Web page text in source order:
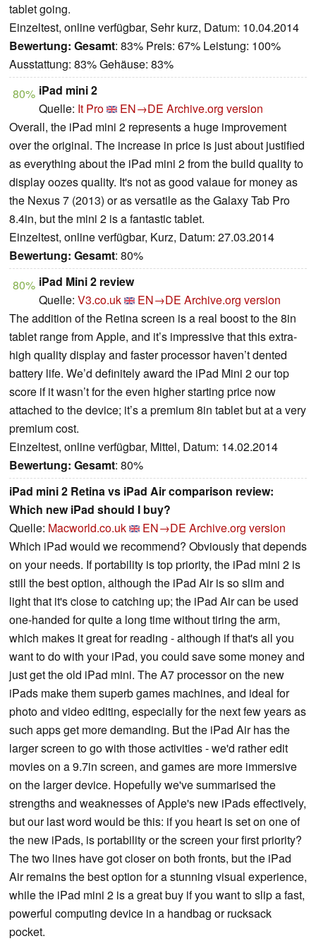
tablet going.
Einzeltest, online verfügbar, Sehr kurz, Datum: 10.04.2014
Bewertung: Gesamt: 83% Preis: 67% Leistung: 100%
Ausstattung: 83% Gehäuse: 83%
80% iPad mini 2
Quelle: It Pro EN→DE Archive.org version
Overall, the iPad mini 2 represents a huge improvement
over the original. The increase in price is just about justified
as everything about the iPad mini 2 from the build quality to
display oozes quality. It's not as good valaue for money as
the Nexus 7 (2013) or as versatile as the Galaxy Tab Pro
8.4in, but the mini 2 is a fantastic tablet.
Einzeltest, online verfügbar, Kurz, Datum: 27.03.2014
Bewertung: Gesamt: 80%
80% iPad Mini 2 review
Quelle: V3.co.uk EN→DE Archive.org version
The addition of the Retina screen is a real boost to the 8in
tablet range from Apple, and it’s impressive that this extra-
high quality display and faster processor haven’t dented
battery life. We’d definitely award the iPad Mini 2 our top
score if it wasn’t for the even higher starting price now
attached to the device; it’s a premium 8in tablet but at a very
premium cost.
Einzeltest, online verfügbar, Mittel, Datum: 14.02.2014
Bewertung: Gesamt: 80%
iPad mini 2 Retina vs iPad Air comparison review:
Which new iPad should I buy?
Quelle: Macworld.co.uk EN→DE Archive.org version
Which iPad would we recommend? Obviously that depends
on your needs. If portability is top priority, the iPad mini 2 is
still the best option, although the iPad Air is so slim and
light that it's close to catching up; the iPad Air can be used
one-handed for quite a long time without tiring the arm,
which makes it great for reading - although if that's all you
want to do with your iPad, you could save some money and
just get the old iPad mini. The A7 processor on the new
iPads make them superb games machines, and ideal for
photo and video editing, especially for the next few years as
such apps get more demanding. But the iPad Air has the
larger screen to go with those activities - we'd rather edit
movies on a 9.7in screen, and games are more immersive
on the larger device. Hopefully we've summarised the
strengths and weaknesses of Apple's new iPads effectively,
but our last word would be this: if you heart is set on one of
the new iPads, is portability or the screen your first priority?
The two lines have got closer on both fronts, but the iPad
Air remains the best option for a stunning visual experience,
while the iPad mini 2 is a great buy if you want to slip a fast,
powerful computing device in a handbag or rucksack
pocket.